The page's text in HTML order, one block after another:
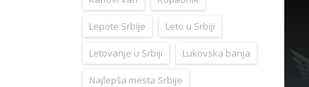
Lepote Srbije Leto u Srbiji
Letovanje u Srbiji Lukovska banja
Najlepša mesta Srbije